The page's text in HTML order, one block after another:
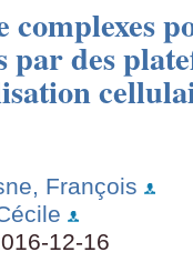
complexes
des
François
12-16